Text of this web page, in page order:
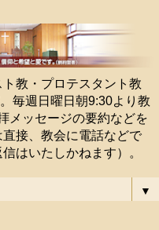
教・プロテスタント教
毎週日曜日朝9:30より教
メッセージの要約などを
接、教会に電話などで
はいたしかねます）。
▼